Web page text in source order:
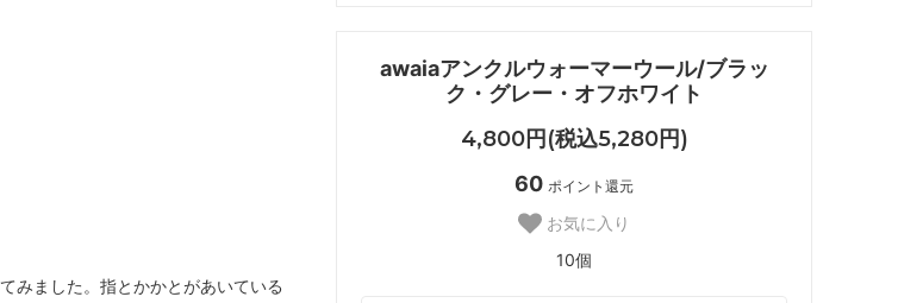
awaiaアンクルウォーマーウール/ブラッ
ク・グレー・オフホワイト
4,800円(税込5,280円)
60 ポイント還元
お気に入り
10個
みました。指とかかとがあいている